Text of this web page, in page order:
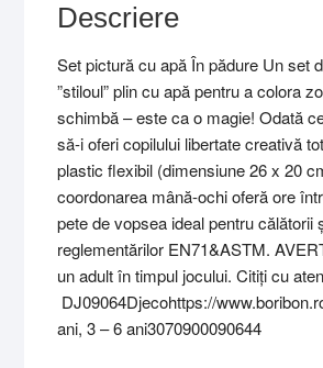
Descriere
Set pictură cu apă În pădure Un set
”stiloul” plin cu apă pentru a colora
schimbă – este ca o magie! Odată
să-i oferi copilului libertate creativă
plastic flexibil (dimensiune 26 x 20
coordonarea mână-ochi oferă ore
pete de vopsea ideal pentru
reglementărilor EN71&ASTM.
un adult în timpul jocului. Citiți cu
DJ09064Djecohttps://
ani, 3 – 6 ani3070900090644